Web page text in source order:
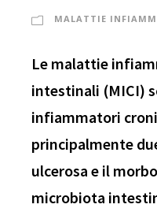
MALATTIE
Le malattie
intestinali (MICI)
infiammatori
principalmente
ulcerosa e il
microbiota